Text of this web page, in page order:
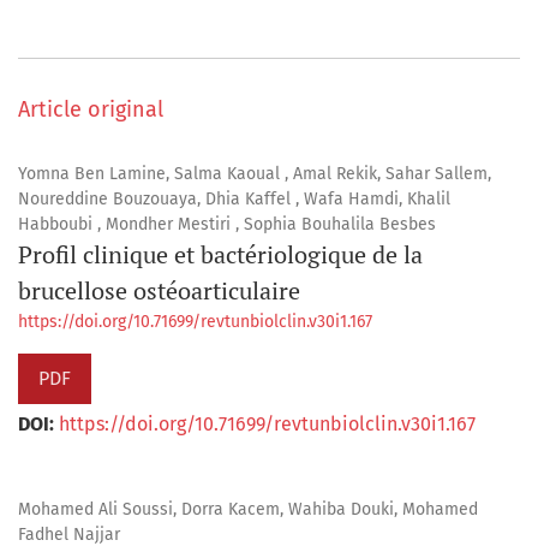
Article original
Yomna Ben Lamine, Salma Kaoual , Amal Rekik, Sahar Sallem,
Noureddine Bouzouaya, Dhia Kaffel , Wafa Hamdi, Khalil
Habboubi , Mondher Mestiri , Sophia Bouhalila Besbes
Profil clinique et bactériologique de la
brucellose ostéoarticulaire
https://doi.org/10.71699/revtunbiolclin.v30i1.167
PDF
DOI: https://doi.org/10.71699/revtunbiolclin.v30i1.167
Mohamed Ali Soussi, Dorra Kacem, Wahiba Douki, Mohamed
Fadhel Najjar